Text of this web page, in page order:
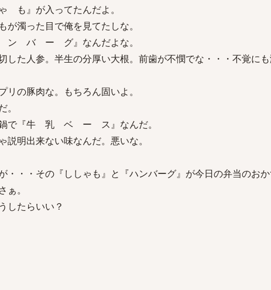
』が入ってたんだよ。
が濁った目で俺を見てたしな。
ン バ ー グ』なんだよな。
した人参。半生の分厚い大根。前歯が不憫でな・・・不覚に
の豚肉な。もちろん固いよ。
鍋で『牛 乳 ベ ー ス』なんだ。
明出来ない味なんだ。悪いな。
・・・その『ししゃも』と『ハンバーグ』が今日の弁当のお
。
したらいい？